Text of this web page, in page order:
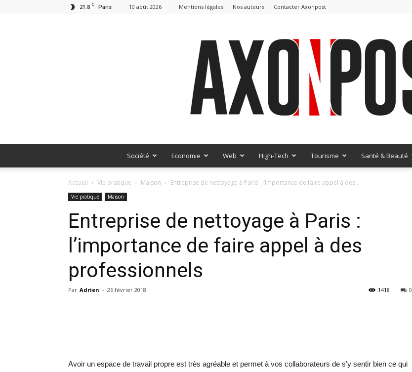
21.8 C Paris 10 août 2026 Mentions légales Nos auteurs Contacter Axonpost
Société Economie Web High-Tech Tourisme Santé & Beauté
Accueil Vie pratique Maison Entreprise de nettoyage à Paris : l’importance de faire appel à des...
Vie pratique Maison
Entreprise de nettoyage à Paris :
l’importance de faire appel à des
professionnels
Par Adrien - 26 février 2018 0
1418
Avoir un espace de travail propre est très agréable et permet à vos collaborateurs de s’y sentir bien ce qui